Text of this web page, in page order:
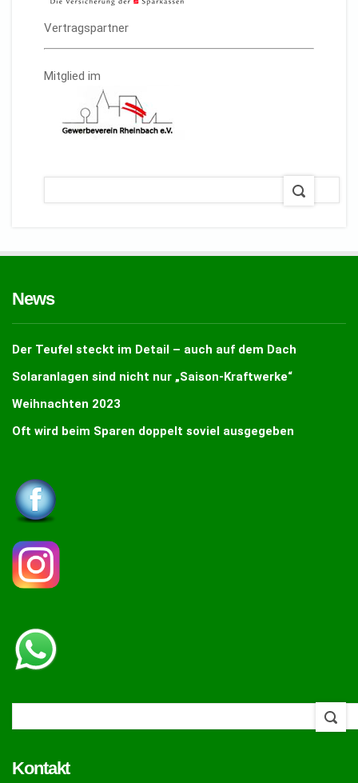
Vertragspartner
Mitglied im
News
Der Teufel steckt im Detail – auch auf dem Dach
Solaranlagen sind nicht nur „Saison-Kraftwerke“
Weihnachten 2023
Oft wird beim Sparen doppelt soviel ausgegeben
Kontakt